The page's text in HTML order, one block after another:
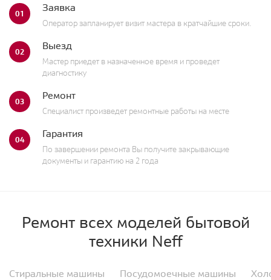
01 Заявка
Оператор запланирует визит мастера в кратчайшие сроки.
02 Выезд
Мастер приедет в назначенное время и проведет
диагностику
03 Ремонт
Специалист произведет ремонтные работы на месте
04 Гарантия
По завершении ремонта Вы получите закрывающие
документы и гарантию на 2 года
Ремонт всех моделей бытовой
техники Neff
Стиральные машины Посудомоечные машины